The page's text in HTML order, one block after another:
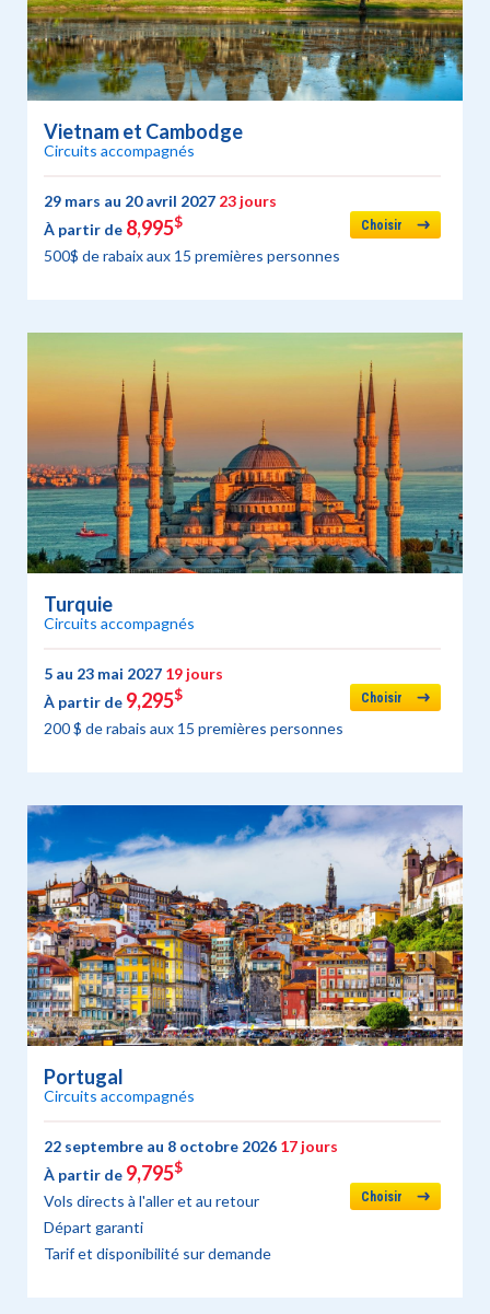
Vietnam et Cambodge
Circuits accompagnés
29 mars au 20 avril 2027 23 jours
À partir de 8,995$
500$ de rabaix aux 15 premières personnes
Choisir
Turquie
Circuits accompagnés
5 au 23 mai 2027 19 jours
À partir de 9,295$
200 $ de rabais aux 15 premières personnes
Choisir
Portugal
Circuits accompagnés
22 septembre au 8 octobre 2026 17 jours
À partir de 9,795$
Vols directs à l'aller et au retour
Départ garanti
Tarif et disponibilité sur demande
Choisir